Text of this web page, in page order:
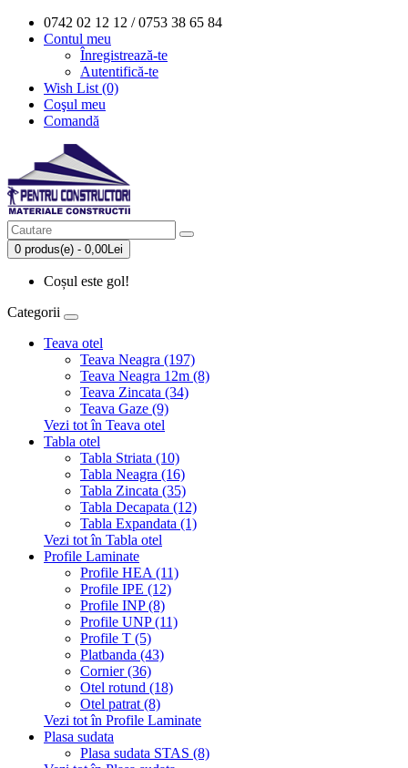
0742 02 12 12 / 0753 38 65 84
Contul meu
Înregistrează-te
Autentifică-te
Wish List (0)
Coşul meu
Comandă
0 produs(e) - 0,00Lei
Coșul este gol!
Categorii
Teava otel
Teava Neagra (197)
Teava Neagra 12m (8)
Teava Zincata (34)
Teava Gaze (9)
Vezi tot în Teava otel
Tabla otel
Tabla Striata (10)
Tabla Neagra (16)
Tabla Zincata (35)
Tabla Decapata (12)
Tabla Expandata (1)
Vezi tot în Tabla otel
Profile Laminate
Profile HEA (11)
Profile IPE (12)
Profile INP (8)
Profile UNP (11)
Profile T (5)
Platbanda (43)
Cornier (36)
Otel rotund (18)
Otel patrat (8)
Vezi tot în Profile Laminate
Plasa sudata
Plasa sudata STAS (8)